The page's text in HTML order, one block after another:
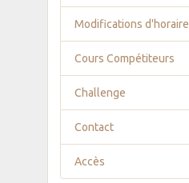
Modifications d'horaire
Cours Compétiteurs
Challenge
Contact
Accès